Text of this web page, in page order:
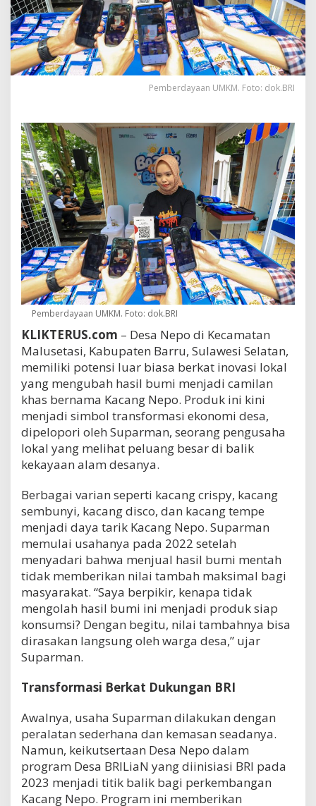
Pemberdayaan UMKM. Foto: dok.BRI
Pemberdayaan UMKM. Foto: dok.BRI
KLIKTERUS.com – Desa Nepo di Kecamatan
Malusetasi, Kabupaten Barru, Sulawesi Selatan,
memiliki potensi luar biasa berkat inovasi lokal
yang mengubah hasil bumi menjadi camilan
khas bernama Kacang Nepo. Produk ini kini
menjadi simbol transformasi ekonomi desa,
dipelopori oleh Suparman, seorang pengusaha
lokal yang melihat peluang besar di balik
kekayaan alam desanya.
Berbagai varian seperti kacang crispy, kacang
sembunyi, kacang disco, dan kacang tempe
menjadi daya tarik Kacang Nepo. Suparman
memulai usahanya pada 2022 setelah
menyadari bahwa menjual hasil bumi mentah
tidak memberikan nilai tambah maksimal bagi
masyarakat. “Saya berpikir, kenapa tidak
mengolah hasil bumi ini menjadi produk siap
konsumsi? Dengan begitu, nilai tambahnya bisa
dirasakan langsung oleh warga desa,” ujar
Suparman.
Transformasi Berkat Dukungan BRI
Awalnya, usaha Suparman dilakukan dengan
peralatan sederhana dan kemasan seadanya.
Namun, keikutsertaan Desa Nepo dalam
program Desa BRILiaN yang diinisiasi BRI pada
2023 menjadi titik balik bagi perkembangan
Kacang Nepo. Program ini memberikan